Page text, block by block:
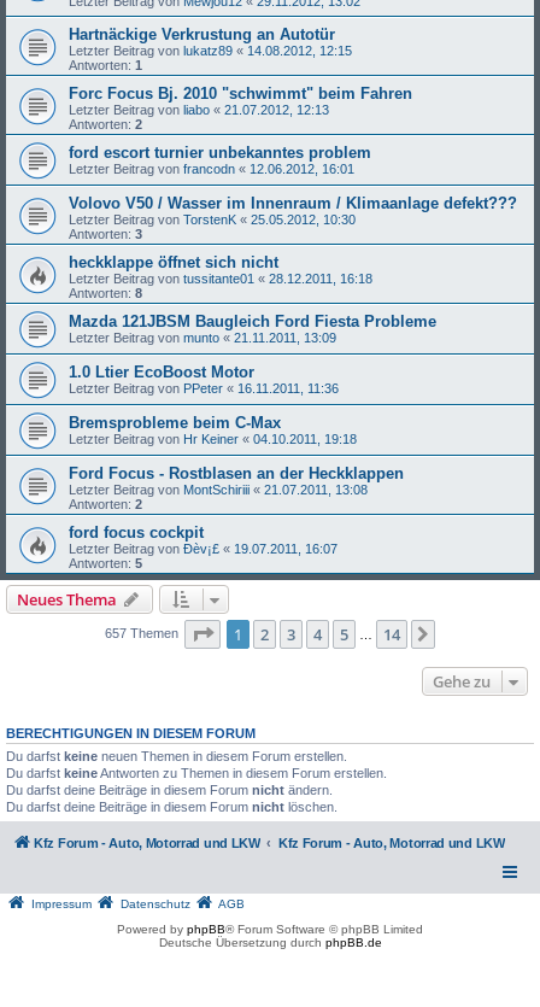
Hartnäckige Verkrustung an Autotür
Letzter Beitrag von lukatz89 « 14.08.2012, 12:15
Antworten: 1
Forc Focus Bj. 2010 "schwimmt" beim Fahren
Letzter Beitrag von liabo « 21.07.2012, 12:13
Antworten: 2
ford escort turnier unbekanntes problem
Letzter Beitrag von francodn « 12.06.2012, 16:01
Volovo V50 / Wasser im Innenraum / Klimaanlage defekt???
Letzter Beitrag von TorstenK « 25.05.2012, 10:30
Antworten: 3
heckklappe öffnet sich nicht
Letzter Beitrag von tussitante01 « 28.12.2011, 16:18
Antworten: 8
Mazda 121JBSM Baugleich Ford Fiesta Probleme
Letzter Beitrag von munto « 21.11.2011, 13:09
1.0 Ltier EcoBoost Motor
Letzter Beitrag von PPeter « 16.11.2011, 11:36
Bremsprobleme beim C-Max
Letzter Beitrag von Hr Keiner « 04.10.2011, 19:18
Ford Focus - Rostblasen an der Heckklappen
Letzter Beitrag von MontSchiriii « 21.07.2011, 13:08
Antworten: 2
ford focus cockpit
Letzter Beitrag von Ðèv¡£ « 19.07.2011, 16:07
Antworten: 5
Neues Thema
657 Themen Seite 1von 14
1 2 3 4 5 14
Gehe zu
BERECHTIGUNGEN IN DIESEM FORUM
Du darfst keine neuen Themen in diesem Forum erstellen.
Du darfst keineAntworten zu Themen in diesem Forum erstellen.
Du darfst deine Beiträge in diesem Forum nicht ändern.
Du darfst deine Beiträge in diesem Forum nicht löschen.
Kfz Forum - Auto, Motorrad und LKW Kfz Forum - Auto, Motorrad und LKW
Impressum Datenschutz
AGB
Powered by phpBB® Forum Software © phpBB Limited
Deutsche Übersetzung durch phpBB.de